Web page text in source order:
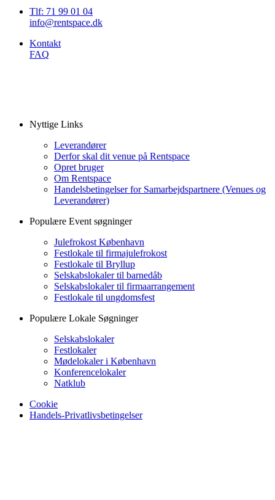
Tlf: 71 99 01 04
info@rentspace.dk
Kontakt
FAQ
Nyttige Links
Leverandører
Derfor skal dit venue på Rentspace
Opret bruger
Om Rentspace
Handelsbetingelser for Samarbejdspartnere (Venues og
Leverandører)
Populære Event søgninger
Julefrokost København
Festlokale til firmajulefrokost
Festlokale til Bryllup
Selskabslokaler til barnedåb
Selskabslokaler til firmaarrangement
Festlokale til ungdomsfest
Populære Lokale Søgninger
Selskabslokaler
Festlokaler
Mødelokaler i København
Konferencelokaler
Natklub
Cookie
Handels-Privatlivsbetingelser